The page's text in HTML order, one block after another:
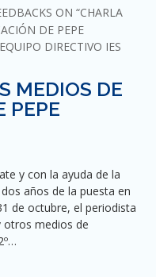
ON “CHARLA
DE PEPE
EQUIPO DIRECTIVO IES
MEDIOS DE
PEPE
y con la ayuda de la
años de la puesta en
de octubre, el periodista
otros medios de